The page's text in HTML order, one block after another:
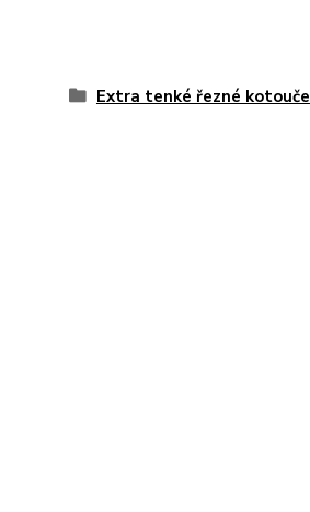
Extra tenké řezné kotouče